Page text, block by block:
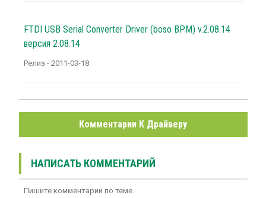
FTDI USB Serial Converter Driver (boso BPM) v.2.08.14
версия 2.08.14
Релиз - 2011-03-18
Комментарии К Драйверу
НАПИСАТЬ КОММЕНТАРИЙ
Пишите комментарии по теме.